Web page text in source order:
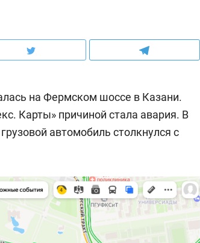
на Фермском шоссе в Казани.
Карты» причиной стала авария. В
автомобиль столкнулся с